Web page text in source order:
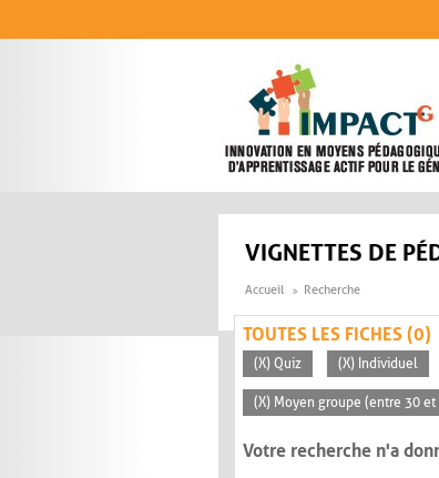
VIGNETTES DE
Accueil Recherche
TOUTES LES FICHES (0)
(X) Quiz (X) Individuel
(X) Moyen groupe (entre 30 et
Votre recherche n'a